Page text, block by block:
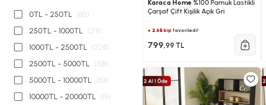
0TL - 250TL (85)
250TL - 1000TL (291)
1000TL - 2500TL (224)
2500TL - 5000TL (158)
5000TL - 10000TL (63)
10000TL - 20000TL (19)
Karaca Home %100 Pamuk Lastikli
Çarşaf Çift Kişilik Açık Gri
+ 2.6B kişifavoriledi!
799,99 TL